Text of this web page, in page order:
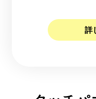
詳